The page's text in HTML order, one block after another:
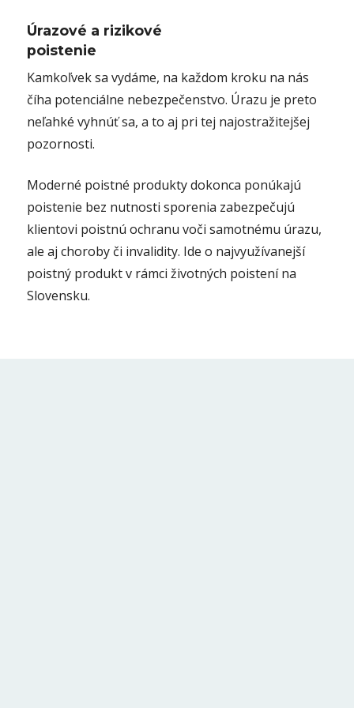
Úrazové a rizikové
poistenie
Kamkoľvek sa vydáme, na každom kroku na nás
číha potenciálne nebezpečenstvo. Úrazu je preto
neľahké vyhnúť sa, a to aj pri tej najostražitejšej
pozornosti.
Moderné poistné produkty dokonca ponúkajú
poistenie bez nutnosti sporenia zabezpečujú
klientovi poistnú ochranu voči samotnému úrazu,
ale aj choroby či invalidity. Ide o najvyužívanejší
poistný produkt v rámci životných poistení na
Slovensku.